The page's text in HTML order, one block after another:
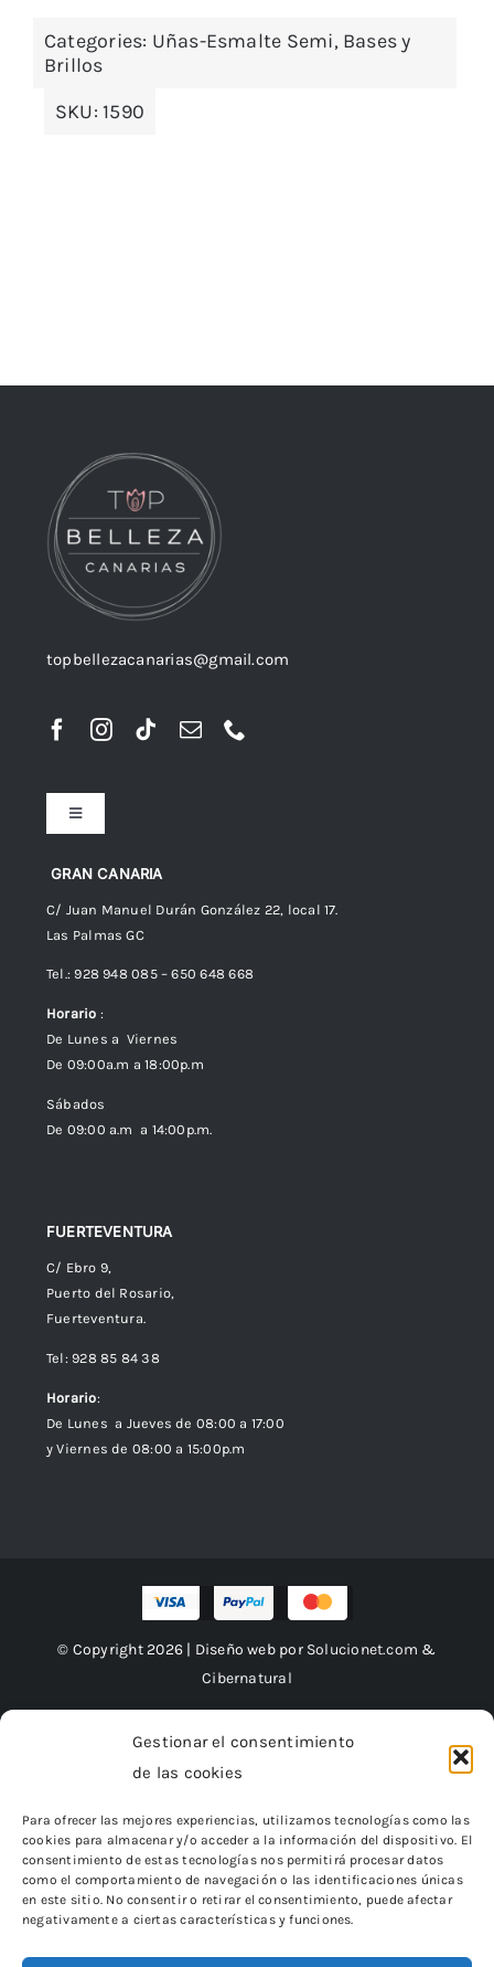
Gestionar el consentimiento
de las cookies
Para ofrecer las mejores experiencias, utilizamos tecnologías como las
cookies para almacenar y/o acceder a la información del dispositivo. El
consentimiento de estas tecnologías nos permitirá procesar datos
como el comportamiento de navegación o las identificaciones únicas
en este sitio. No consentir o retirar el consentimiento, puede afectar
negativamente a ciertas características y funciones.
Categories: Uñas-Esmalte Semi, Bases y
Brillos
SKU:1590
topbellezacanarias@gmail.com
GRAN CANARIA
C/ Juan Manuel Durán González 22, local 17.
Las Palmas GC
Tel.: 928 948 085 – 650 648 668
Horario :
De Lunes a Viernes
De 09:00a.m a 18:00p.m
Sábados
De 09:00 a.m a 14:00p.m.
FUERTEVENTURA
C/ Ebro 9,
Puerto del Rosario,
Fuerteventura.
Tel: 928 85 84 38
Horario:
De Lunes a Jueves de 08:00 a 17:00
y Viernes de 08:00 a 15:00p.m
Toggle
Navigation
Preguntas frecuentes
Envíos
Política de Privacidad
© Copyright 2026 | Diseño web por Solucionet.com &
Cibernatural